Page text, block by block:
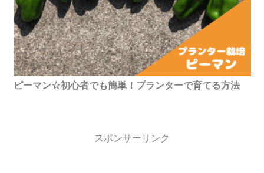
ピーマン☆初心者でも簡単！プランターで育てる方法
スポンサーリンク